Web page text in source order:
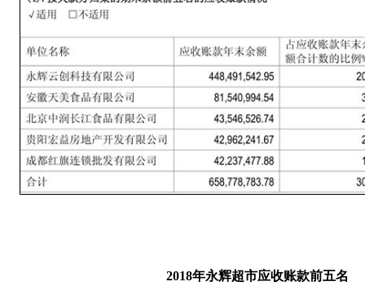
2018年永辉超市应收账款前五名